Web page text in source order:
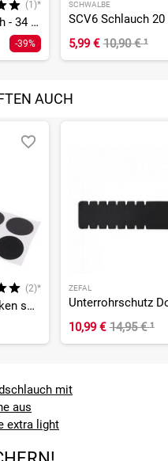
(1)*
Compact 20 Wide AV Schlauch - 34 mm
-39%
SCHWALBE
SCV6 Schlauch
5,99 € 10,90 €¹
AUCH
(2)*
Emergency Kit - Schlauch Flicken selbstklebend
ZEFAL
Unterrohrschutz
10,99 € 14,95 €¹
mit
aus
extra light